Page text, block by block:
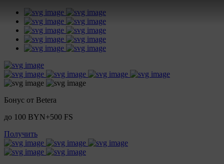
Бонус от Betera
до 100 BYN+500 FS
Получить